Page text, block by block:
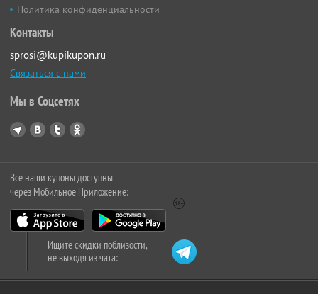
Политика конфиденциальности
Контакты
sprosi@kupikupon.ru
Связаться с нами
Мы в Соцсетях
Все наши купоны доступны
через Мобильное Приложение:
Ищите скидки поблизости,
не выходя из чата: